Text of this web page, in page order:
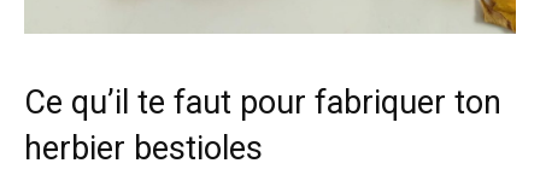
Ce qu’il te faut pour fabriquer ton
herbier bestioles